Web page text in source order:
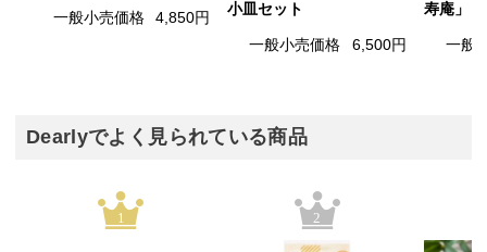
一般小売価格 4,850円
小皿セット
一般小売価格 6,500円
寿庵」
一般
Dearlyでよく見られている商品
1 2